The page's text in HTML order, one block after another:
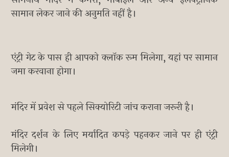
सामान लेकर जाने की अनुमति नहीं है।
एंट्री गेट के पास ही आपको क्लॉक रूम मिलेगा, यहां पर सामान
जमा करवाना होगा।
मंदिर में प्रवेश से पहले सिक्योरिटी जांच कराना जरूरी है।
मंदिर दर्शन के लिए मर्यादित कपड़े पहनकर जाने पर ही एंट्री
मिलेगी।